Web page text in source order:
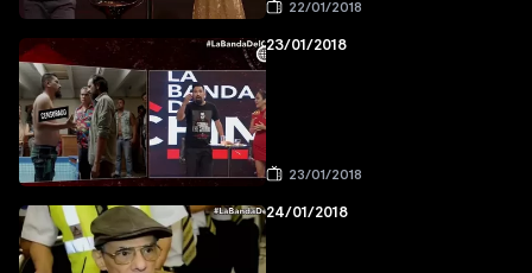
22/01/2018
23/01/2018
23/01/2018
24/01/2018